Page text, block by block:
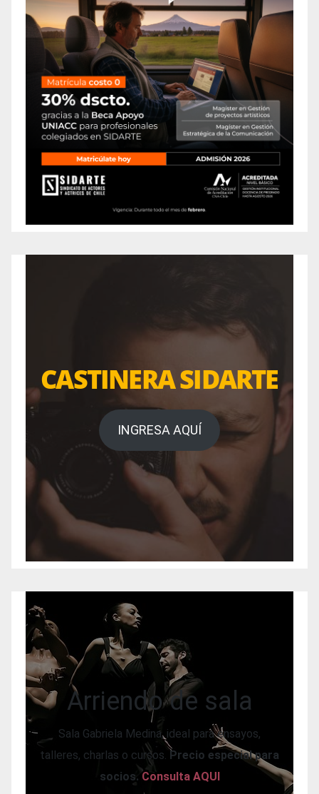
CASTINERA SIDARTE
INGRESA AQUÍ
Arriendo de sala
Sala Gabriela Medina, ideal para ensayos,
talleres, charlas o cursos. Precio especial para
socios. Consulta AQUI